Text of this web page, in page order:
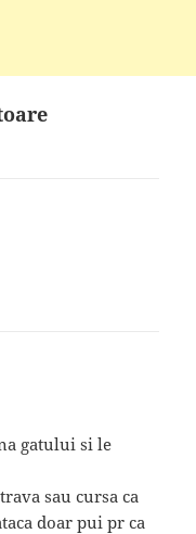
gatului si le
sau cursa ca
doar pui pr ca